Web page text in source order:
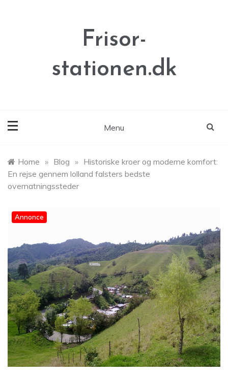
Frisor-
stationen.dk
Menu
Home » Blog » Historiske kroer og moderne komfort:
En rejse gennem lolland falsters bedste
overnatningssteder
Annonce